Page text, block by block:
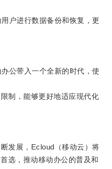
进行数据备份和恢复，更
带入一个全新的时代，使
，能够更好地适应现代化
展，Ecloud（移动云）将
选，推动移动办公的普及和